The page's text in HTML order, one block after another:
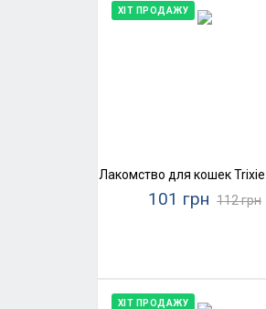
ХІТ ПРОДАЖУ
Лакомство для кошек
101 грн 112 грн
ХІТ ПРОДАЖУ